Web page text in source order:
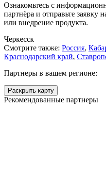
Ознакомьтесь с
партнёра и отправьте заявку
или внедрение продукта.
Черкесск
Смотрите также: Россия,
Краснодарский край,
Партнеры в вашем регионе:
Раскрыть карту
Рекомендованные партнеры